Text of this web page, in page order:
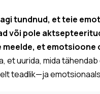
tundnud, et teie
või pole
et emotsioone
et uurida, mida tähendab
teadlik—ja